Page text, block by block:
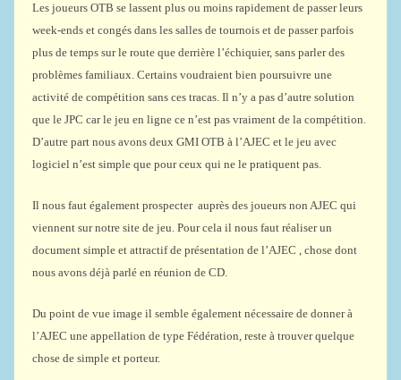
Les joueurs OTB se lassent plus ou moins rapidement de passer leurs
week-ends et congés dans les salles de tournois et de passer parfois
plus de temps sur le route que derrière l’échiquier, sans parler des
problèmes familiaux. Certains voudraient bien poursuivre une
activité de compétition sans ces tracas. Il n’y a pas d’autre solution
que le JPC car le jeu en ligne ce n’est pas vraiment de la compétition.
D’autre part nous avons deux GMI OTB à l’AJEC et le jeu avec
logiciel n’est simple que pour ceux qui ne le pratiquent pas.
Il nous faut également prospecter auprès des joueurs non AJEC qui
viennent sur notre site de jeu. Pour cela il nous faut réaliser un
document simple et attractif de présentation de l’AJEC , chose dont
nous avons déjà parlé en réunion de CD.
Du point de vue image il semble également nécessaire de donner à
l’AJEC une appellation de type Fédération, reste à trouver quelque
chose de simple et porteur.